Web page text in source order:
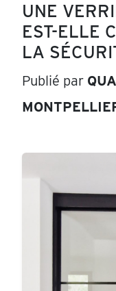
UNE
EST-ELLE
LA
Publié par